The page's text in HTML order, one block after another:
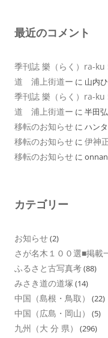
最近のコメント
季刊誌 樂（らく）ra-
道 浦上街道ー に 山内
季刊誌 樂（らく）ra-
道 浦上街道ー に 半田
移転のお知らせ に ハン
移転のお知らせ に 伊神
移転のお知らせ に
カテゴリー
お知らせ(2)
さが名木１００選■掲載
ふるさと古写真考(88)
みさき道の道塚 (14)
中国（島根・鳥取） (22)
中国（広島・岡山） (5)
九州（大 分 県） (296)